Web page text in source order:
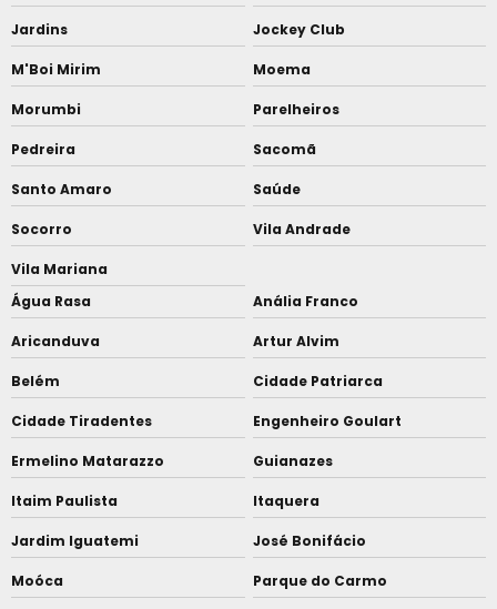
Jardins Jockey Club
M'Boi Mirim Moema
Morumbi Parelheiros
Pedreira Sacomã
Santo Amaro Saúde
Socorro Vila Andrade
Vila Mariana
Água Rasa
Anália Franco
Aricanduva Artur Alvim
Belém Cidade Patriarca
Cidade Tiradentes Engenheiro Goulart
Ermelino Matarazzo Guianazes
Itaim Paulista Itaquera
Jardim Iguatemi José Bonifácio
Moóca Parque do Carmo